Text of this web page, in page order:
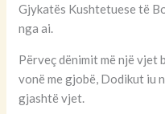
Gjykatës Kushtetuese të
nga ai.
Përveç dënimit më një vjet
vonë me gjobë, Dodikut iu
gjashtë vjet.